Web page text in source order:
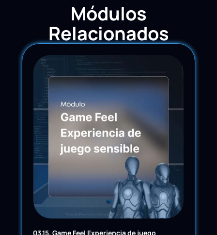
Módulos
Relacionados
03.15. Game Feel Experiencia de juego